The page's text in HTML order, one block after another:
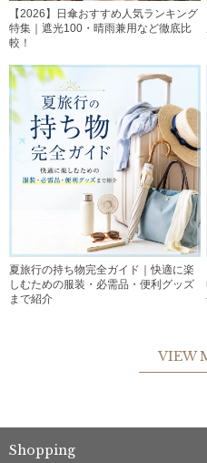
【2026】日傘おすすめ人気ランキング
特集｜遮光100・晴雨兼用など徹底比
較！
夏旅行の持ち物完全ガイド｜快適に楽
しむための服装・必需品・便利グッズ
まで紹介
VIEW
Shopping